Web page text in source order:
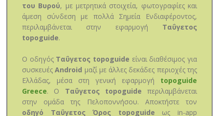
του Βυρού, με μετρητικά στοιχεία, φωτογραφίες και
άμεση σύνδεση με πολλά Σημεία Ενδιαφέροντος,
περιλαμβάνεται στην εφαρμογή Ταΰγετος
topoguide.
Ο οδηγός Ταΰγετος topoguide είναι διαθέσιμος για
συσκευέςAndroid μαζί με άλλες δεκάδες περιοχές της
Ελλάδας, μέσα στη γενική εφαρμογή topoguide
Greece. Ο Ταΰγετος topoguide περιλαμβάνεται
στην ομάδα της Πελοποννήσου. Αποκτήστε τον
οδηγό Ταΰγετος Όρος topoguide ως in-app